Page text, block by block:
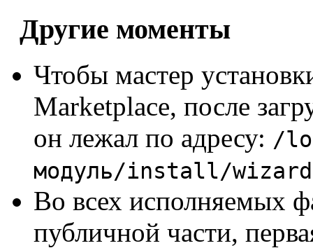
Другие моменты
Чтобы мастер
Marketplace, после
он лежал по адресу: /
модуль/install/
Во всех исполняемых
публичной части,